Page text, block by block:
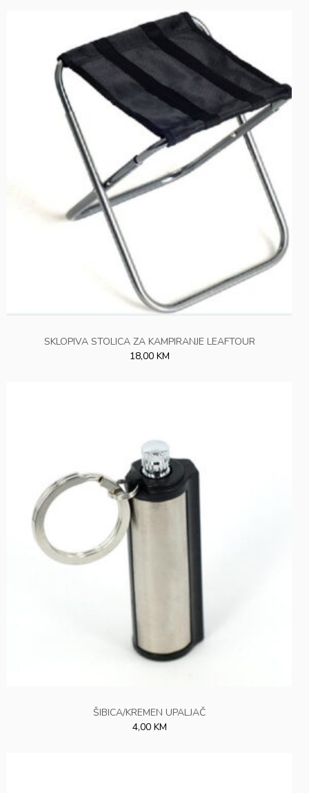
SKLOPIVA STOLICA ZA KAMPIRANJE LEAFTOUR
18,00 KM
ŠIBICA/KREMEN UPALJAČ
4,00 KM